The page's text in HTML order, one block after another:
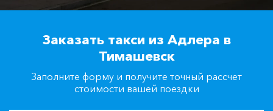
Заказать такси
Заказать такси из Адлера в
Тимашевск
Заполните форму и получите точный рассчет
стоимости вашей поездки